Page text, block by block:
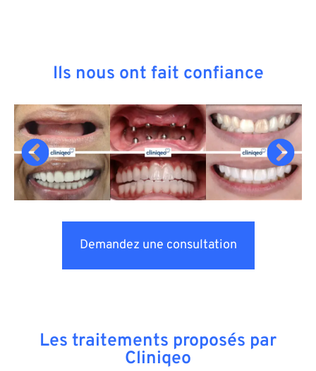
Ils nous ont fait confiance
Demandez une consultation
Les traitements proposés par
Cliniqeo